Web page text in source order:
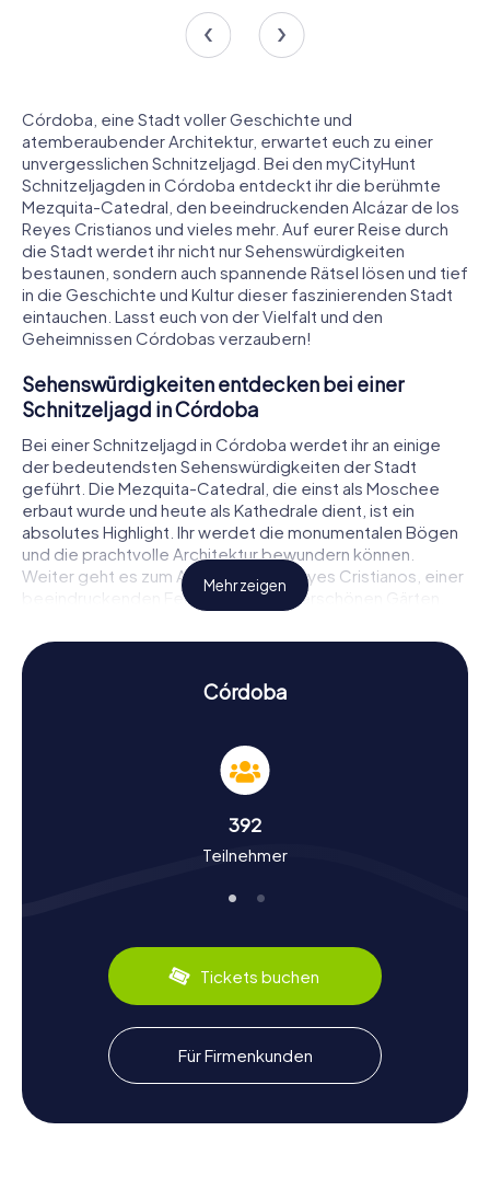
Córdoba, eine Stadt voller Geschichte und
atemberaubender Architektur, erwartet euch zu einer
unvergesslichen Schnitzeljagd. Bei den myCityHunt
Schnitzeljagden in Córdoba entdeckt ihr die berühmte
Mezquita-Catedral, den beeindruckenden Alcázar de los
Reyes Cristianos und vieles mehr. Auf eurer Reise durch
die Stadt werdet ihr nicht nur Sehenswürdigkeiten
bestaunen, sondern auch spannende Rätsel lösen und tief
in die Geschichte und Kultur dieser faszinierenden Stadt
eintauchen. Lasst euch von der Vielfalt und den
Geheimnissen Córdobas verzaubern!
Sehenswürdigkeiten entdecken bei einer
Schnitzeljagd in Córdoba
Bei einer Schnitzeljagd in Córdoba werdet ihr an einige
der bedeutendsten Sehenswürdigkeiten der Stadt
geführt. Die Mezquita-Catedral, die einst als Moschee
erbaut wurde und heute als Kathedrale dient, ist ein
absolutes Highlight. Ihr werdet die monumentalen Bögen
und die prachtvolle Architektur bewundern können.
Weiter geht es zum Alcázar de los Reyes Cristianos, einer
beeindruckenden Festung mit wunderschönen Gärten.
über den Guadalquivir, ist ein Muss auf eurer Route.
Während ihr diese historischen Orte besucht, löst ihr
spannende Rätsel und erfahrt interessante Geschichten
über ihre Vergangenheit.
Geschichte und Kultur bei der Schnitzeljagd in
Möglichkeit, tief in die Geschichte und Kultur der Stadt
einzutauchen. Córdoba war einst das Zentrum des
Welt. Ihr werdet erfahren, wie Christen, Juden und
zu einem Zentrum der Gelehrsamkeit wurde. Wusstet ihr,
dass Córdoba im 10. Jahrhundert bereits gepflasterte
Straßen und fließendes Wasser hatte? Auch kulinarisch hat
die Stadt einiges zu bieten: Probiert unbedingt den
köstlichen Salmorejo, eine kalte Tomatensuppe, die
typisch für die Region ist.
Schnitzeljagd in Córdoba: Ein unvergessliches
Erlebnis
Mehr zeigen
Córdoba
392
Teilnehmer
Tickets buchen
Für Firmenkunden